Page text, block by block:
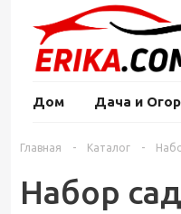
Дом Дача и
Главная - Каталог -
Набор